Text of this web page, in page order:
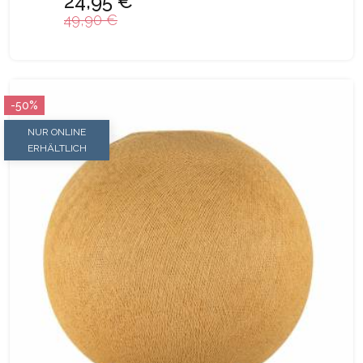
49,90 €
NUR ONLINE
ERHÄLTLICH
-50%